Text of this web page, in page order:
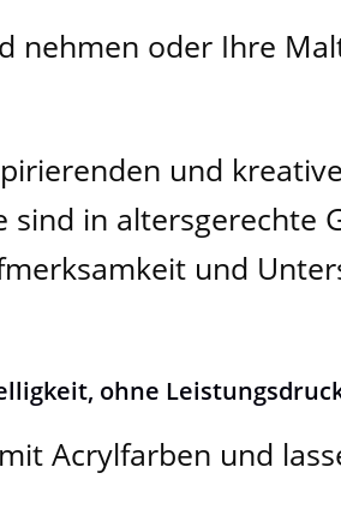
nehmen oder Ihre
und
in altersgerechte
und
ohne
Acrylfarben und